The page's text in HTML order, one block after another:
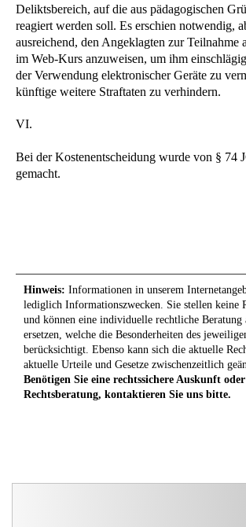
Deliktsbereich, auf die aus pädagogischen
reagiert werden soll. Es erschien notwendig,
ausreichend, den Angeklagten zur Teilnahme
im Web-Kurs anzuweisen, um ihm
der Verwendung elektronischer Geräte zu
künftige weitere Straftaten zu verhindern.
VI.
Bei der Kostenentscheidung wurde von § 74
gemacht.
Hinweis: Informationen in unserem
lediglich Informationszwecken. Sie stellen keine
und können eine individuelle rechtliche Beratung
ersetzen, welche die Besonderheiten des
berücksichtigt. Ebenso kann sich die aktuelle
aktuelle Urteile und Gesetze zwischenzeitlich
Benötigen Sie eine rechtssichere Auskunft
Rechtsberatung, kontaktieren Sie uns bitte.